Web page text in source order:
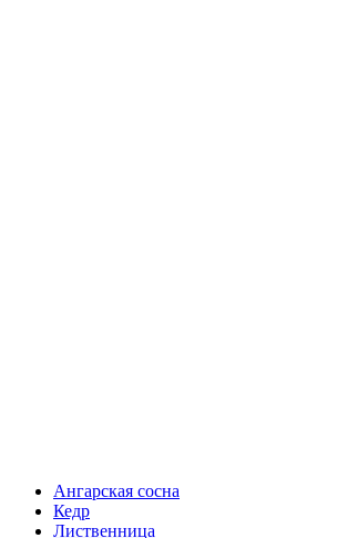
Ангарская сосна
Кедр
Лиственница